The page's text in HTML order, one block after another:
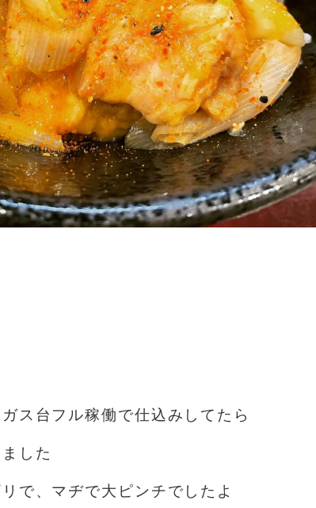
ス台フル稼働で仕込みしてたら
した
で、マヂで大ピンチでしたよ